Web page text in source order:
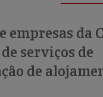
empresas da
serviços de
de